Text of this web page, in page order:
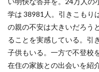
学は 38981人。引きこもり
の親の不安は大きいだろう
ることを実感している。引
子供もいる。一方で不登校
在住の家族との出会いを紹